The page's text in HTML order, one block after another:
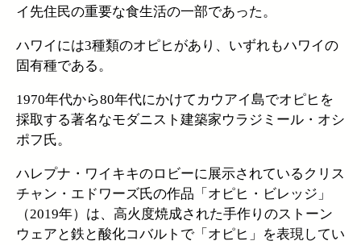
イ先住民の重要な食生活の一部であった。
ハワイには3種類のオピヒがあり、いずれもハワイの
固有種である。
1970年代から80年代にかけてカウアイ島でオピヒを
採取する著名なモダニスト建築家ウラジミール・オシ
ポフ氏。
ハレプナ・ワイキキのロビーに展示されているクリス
チャン・エドワーズ氏の作品「オピヒ・ビレッジ」
（2019年）は、高火度焼成された手作りのストーン
ウェアと鉄と酸化コバルトで「オピヒ」を表現してい